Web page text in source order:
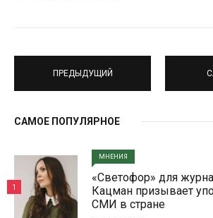
ПРЕДЫДУЩИЙ
САМОЕ ПОПУЛЯРНОЕ
МНЕНИЯ
«Светофор» для
Кацман призывает
СМИ в стране
1